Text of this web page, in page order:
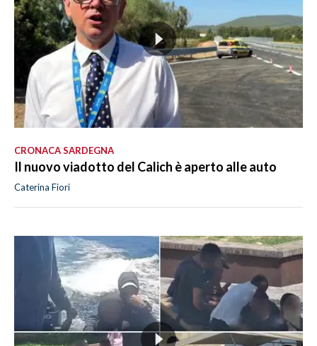
CRONACA SARDEGNA
Il nuovo viadotto del Calich è aperto alle auto
Caterina Fiori